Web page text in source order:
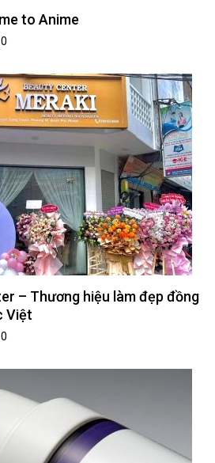
to Anime
0
– Thương hiệu làm đẹp đồng
Việt
0